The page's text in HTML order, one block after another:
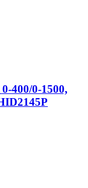
400/0-1500,